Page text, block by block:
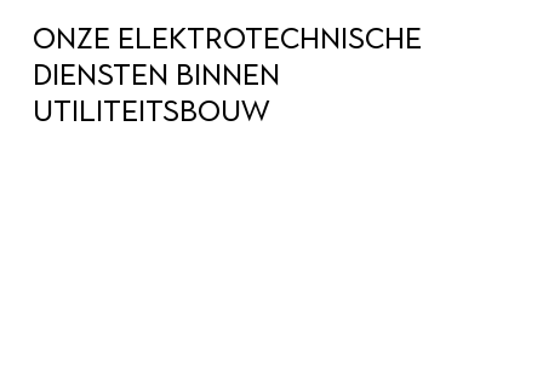
ONZE ELEKTROTECHNISCHE
DIENSTEN BINNEN
UTILITEITSBOUW